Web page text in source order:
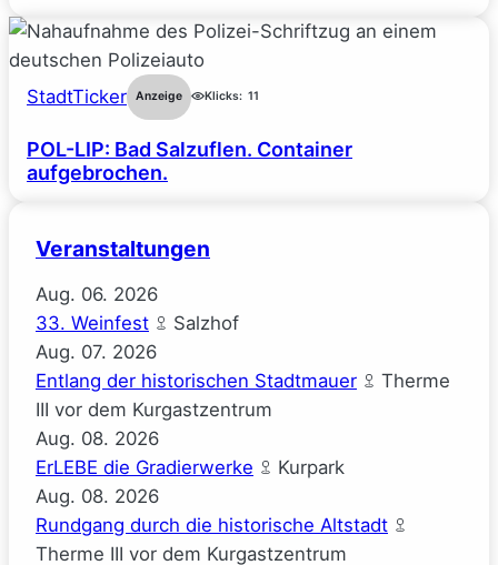
StadtTicker Anzeige Klicks: 11
POL-LIP: Bad Salzuflen. Container
aufgebrochen.
Veranstaltungen
Aug. 06. 2026
33. Weinfest
Salzhof
Aug. 07. 2026
Entlang der historischen Stadtmauer
Therme
III vor dem Kurgastzentrum
Aug. 08. 2026
ErLEBE die Gradierwerke
Kurpark
Aug. 08. 2026
Rundgang durch die historische Altstadt
Therme III vor dem Kurgastzentrum